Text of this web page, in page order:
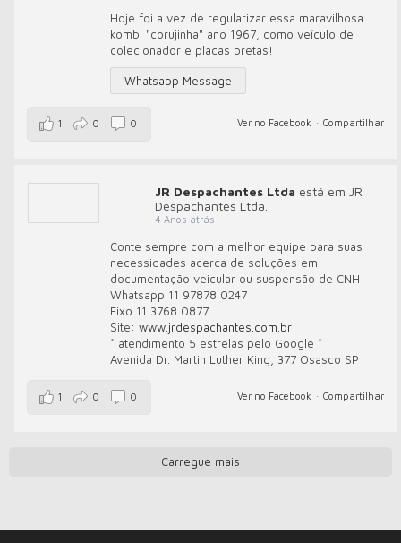
Hoje foi a vez de regularizar essa maravilhosa
kombi "corujinha" ano 1967, como veículo de
colecionador e placas pretas!
Whatsapp Message
Ver no Facebook · Compartilhar
1 0 0
JR Despachantes Ltda está em JR
Despachantes Ltda.
4 Anos atrás
Conte sempre com a melhor equipe para suas
necessidades acerca de soluções em
documentação veicular ou suspensão de CNH
Whatsapp 11 97878 0247
Fixo 11 3768 0877
Site: www.jrdespachantes.com.br
* atendimento 5 estrelas pelo Google *
Avenida Dr. Martin Luther King, 377 Osasco SP
Ver no Facebook · Compartilhar
1 0 0
Carregue mais